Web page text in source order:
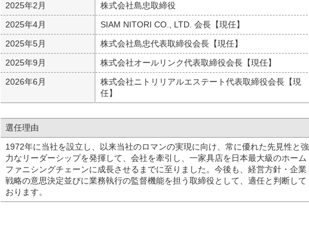
2025年2月
株式会社島忠取締役
2025年4月
SIAM NITORI CO., LTD. 会長【現任】
2025年5月
株式会社島忠代表取締役会長【現任】
2025年9月
株式会社オールリンク代表取締役会長【現任】
2026年6月
株式会社ニトリリアルエステート代表取締役会長【現
任】
選任理由
1972年に当社を設立し、以来当社のロマンの実現に向け、常に優れた先見性と強
力なリーダーシップを発揮して、会社を牽引し、一家具店を日本最大級のホーム
ファニシングチェーンに成長させるまでに至りました。今後も、経営方針・企業
戦略の意思決定並びに業務執行の監督機能を担う取締役として、適任と判断して
おります。